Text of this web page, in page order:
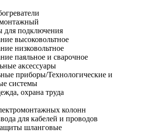
для подключения
высоковольтное
низковольтное
паяльное и сварочное
аксессуары
приборы/Технологические и
системы
охрана труда
колонн
для кабелей и проводов
шланговые